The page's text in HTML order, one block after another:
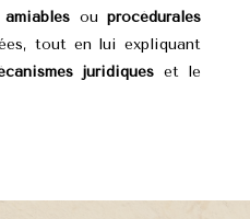
amiables ouprocédurales
tout en lui expliquant
juridiques et le